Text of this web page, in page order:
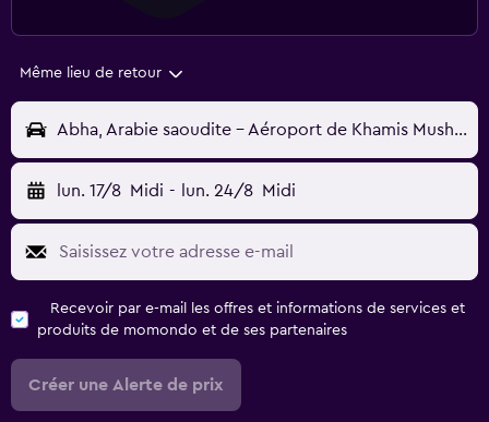
Même lieu de retour
Abha, Arabie saoudite - Aéroport de Khamis Mushayat (AHB)
lun. 17/8 Midi - lun. 24/8 Midi
Recevoir par e-mail les offres et informations de services et
produits de momondo et de ses partenaires
Créer une Alerte de prix